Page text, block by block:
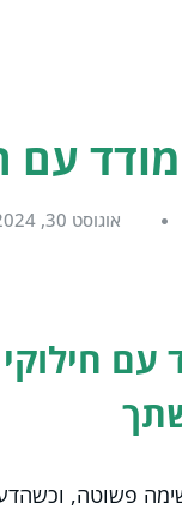
עם
אוגוסט 30, 2024
פשוטה,